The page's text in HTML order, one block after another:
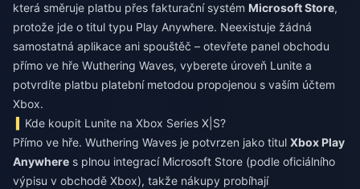
která směruje platbu přes fakturační systém Microsoft Store,
protože jde o titul typu Play Anywhere. Neexistuje žádná
samostatná aplikace ani spouštěč – otevřete panel obchodu
přímo ve hře Wuthering Waves, vyberete úroveň Lunite a
potvrdíte platbu platební metodou propojenou s vaším účtem
Xbox.
Kde koupit Lunite na Xbox Series X|S?
Přímo ve hře. Wuthering Waves je potvrzen jako titul Xbox Play
Anywhere s plnou integrací Microsoft Store (podle oficiálního
výpisu v obchodě Xbox), takže nákupy probíhají